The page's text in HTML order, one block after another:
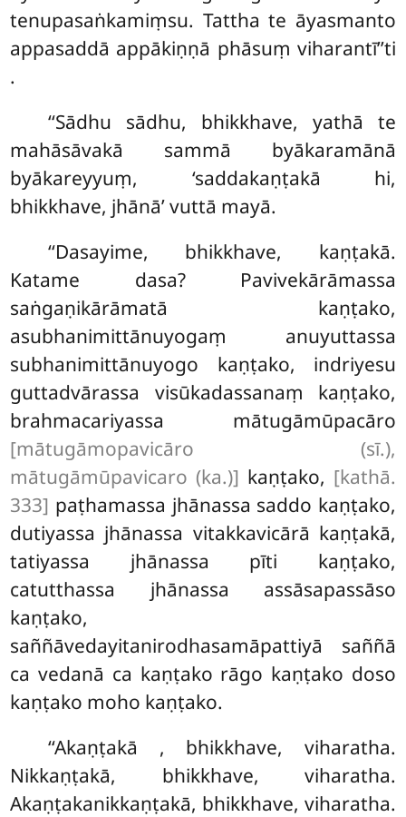
tenupasaṅkamiṃsu. Tattha te āyasmanto
appasaddā appākiṇṇā phāsuṃ viharantī’’ti
.
‘‘Sādhu sādhu, bhikkhave, yathā te
mahāsāvakā sammā byākaramānā
byākareyyuṃ, ‘saddakaṇṭakā hi,
bhikkhave, jhānā’ vuttā mayā.
‘‘Dasayime, bhikkhave, kaṇṭakā.
Katame dasa? Pavivekārāmassa
saṅgaṇikārāmatā kaṇṭako,
asubhanimittānuyogaṃ anuyuttassa
subhanimittānuyogo kaṇṭako, indriyesu
guttadvārassa visūkadassanaṃ kaṇṭako,
brahmacariyassa mātugāmūpacāro
[mātugāmopavicāro (sī.),
mātugāmūpavicaro (ka.)] kaṇṭako, [kathā.
333] paṭhamassa jhānassa saddo kaṇṭako,
dutiyassa jhānassa vitakkavicārā kaṇṭakā,
tatiyassa jhānassa pīti kaṇṭako,
catutthassa jhānassa assāsapassāso
kaṇṭako,
saññāvedayitanirodhasamāpattiyā saññā
ca vedanā ca kaṇṭako rāgo kaṇṭako doso
kaṇṭako moho kaṇṭako.
‘‘Akaṇṭakā , bhikkhave, viharatha.
Nikkaṇṭakā, bhikkhave, viharatha.
Akaṇṭakanikkaṇṭakā, bhikkhave, viharatha.